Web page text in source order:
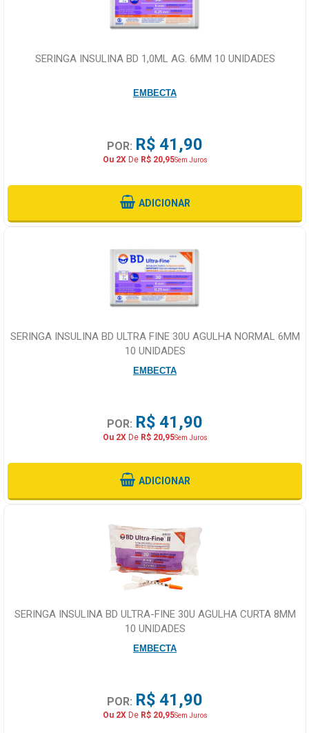
SERINGA INSULINA BD 1,0ML AG. 6MM 10 UNIDADES
EMBECTA
POR: R$ 41,90
Ou 2XDe R$ 20,95Sem Juros
ADICIONAR
SERINGA INSULINA BD ULTRA FINE 30U AGULHA NORMAL 6MM
10 UNIDADES
EMBECTA
POR: R$ 41,90
Ou 2XDe R$ 20,95Sem Juros
ADICIONAR
SERINGA INSULINA BD ULTRA-FINE 30U AGULHA CURTA 8MM
10 UNIDADES
EMBECTA
POR: R$ 41,90
Ou 2XDe R$ 20,95Sem Juros